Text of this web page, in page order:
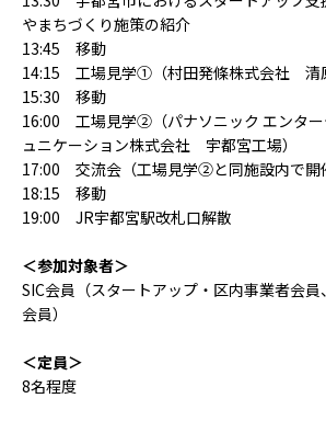
やまちづくり施策の紹介
13:45 移動
14:15 工場見学①（村田発條株式会社 清
15:30 移動
16:00 工場見学②（パナソニック エンター
ュニケーション株式会社 宇都宮工場）
17:00 交流会（工場見学②と同施設内で開
18:15 移動
19:00 JR宇都宮駅改札口解散
＜参加対象者＞
SIC会員（スタートアップ・区内事業者会
会員）
＜定員＞
8名程度